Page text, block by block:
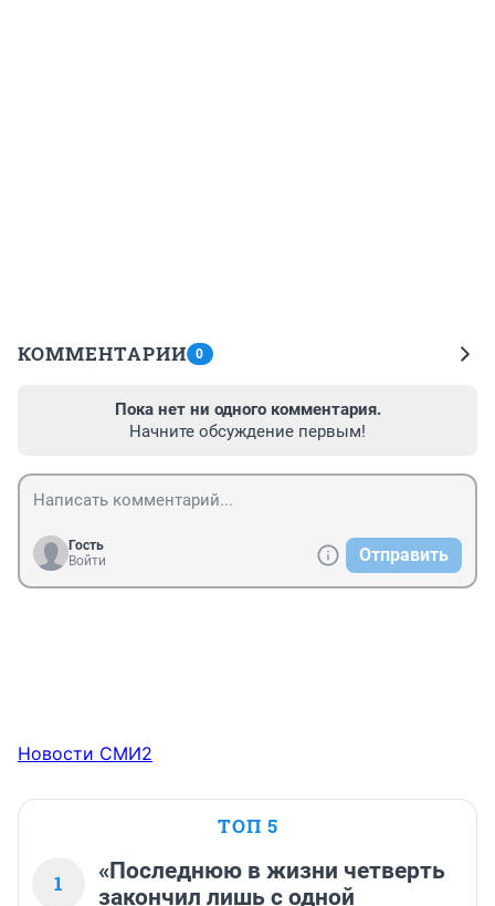
КОММЕНТАРИИ 0
Пока нет ни одного комментария.
Начните обсуждение первым!
Гость
Войти
Отправить
Новости СМИ2
ТОП 5
1
«Последнюю в жизни четверть
закончил лишь с одной